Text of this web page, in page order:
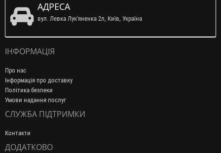
АДРЕСА
вул. Левка Лук'яненка 2л, Київ, Україна
ІНФОРМАЦІЯ
Про нас
Інформація про доставку
Політика безпеки
Умови надання послуг
СЛУЖБА ПІДТРИМКИ
Контакти
ДОДАТКОВО